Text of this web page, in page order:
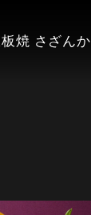
焼 さざんか